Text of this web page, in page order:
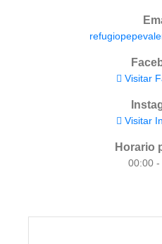
Visitar
Visitar
Horario
00:00 -